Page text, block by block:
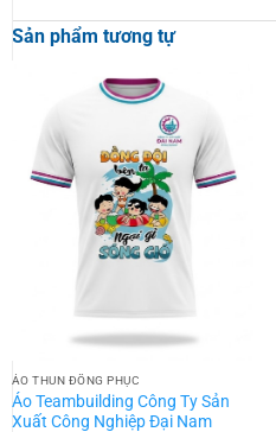
Sản phẩm tương tự
ÁO THUN ĐỒNG PHỤC
Áo Teambuilding Công Ty Sản
Xuất Công Nghiệp Đại Nam